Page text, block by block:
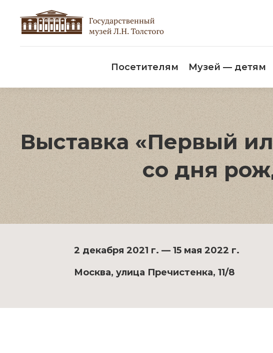
Посетителям Музей — детям
Выставка «Первый
со дня
2 декабря 2021 г. — 15 мая 2022 г.
Москва, улица Пречистенка, 11/8